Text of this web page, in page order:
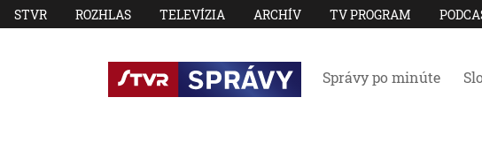
STVR ROZHLAS TELEVÍZIA ARCHÍV TV PROGRAM
Správy po minúte